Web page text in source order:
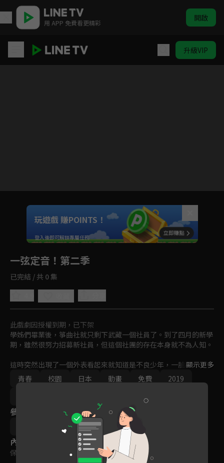
用 APP 免費看更精彩 開啟
升級VIP
Unmute
如有不便請見諒
玩遊戲 賺POINTS！
登入後即可解鎖專屬任務
一弦定音！第二季
已完結 / 共 0 集
此戲劇因授權到期，已下架
學姊們畢業後，箏曲社就只剩下武藏一個社員了。到了四月的新學
期，雖然很努力招募新社員，但這個社團的存在本身就不為人知。
這時突然出現了一個外表看起來就知道是不良少年，一臉和古箏扯
不上關係的新生說要入社！？
顯示更多
青春
校園 日本 動畫 免費
2019
參與演員
內容標籤
保護級